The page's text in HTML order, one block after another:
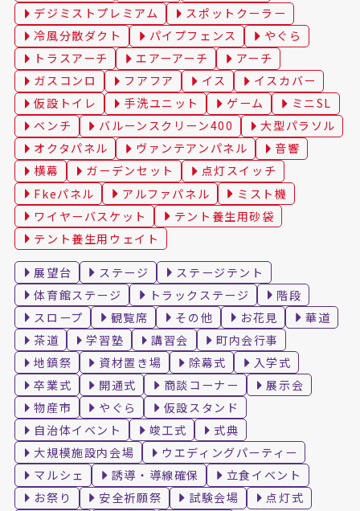
デジミストプレミアム
スポットクーラー
冷風分散ダクト
パイプフェンス
やぐら
トラスアーチ
エアーアーチ
アーチ
ガスコンロ
フアフア イス
イスカバー
仮設トイレ
手洗ユニット ゲーム
ミニSL
ベンチ
バルーンスクリーン400
大型パラソル
オクタパネル
ヴァンテアンパネル
音響
横幕
ガーデンセット
点灯スイッチ
Fkeパネル
アルファパネル
ミスト機
ワイヤーバスケット
テント養生用砂袋
テント養生用ウェイト
展望台 ステージ
ステージテント
体育館ステージ
トラックステージ
階段
スロープ
観覧席 その他 お花見
華道
茶道
学習塾 講習会
町内会行事
地鎮祭
資材置き場 除幕式
入学式
卒業式
開通式 商談コーナー
展示会
物産市
やぐら
仮設スタンド
自治体イベント
竣工式
式典
大規模施設内会場
ウエディングパーティー
マルシェ
誘導・導線確保
立食イベント
お祭り
安全祈願祭 試験会場
点灯式